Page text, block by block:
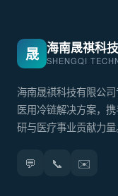
晟 海南晟祺科技
SHENGQI
海南晟祺科技有限公
医用冷链解决方案，
研与医疗事业贡献力量
💬 📞 ✉️